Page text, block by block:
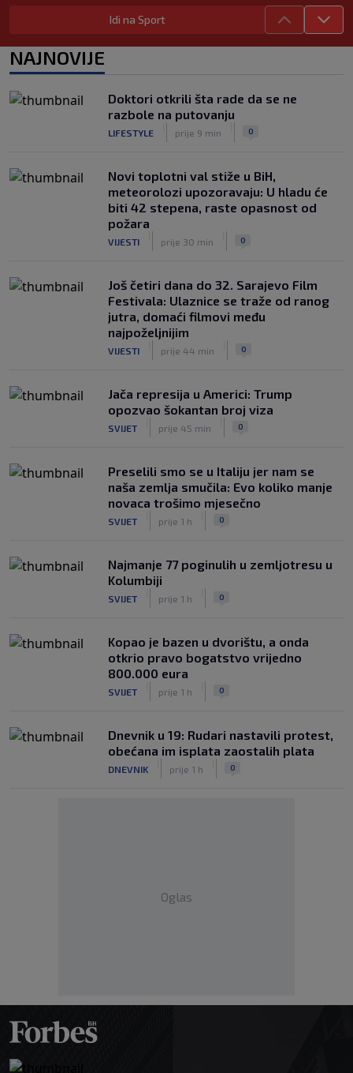
Enes Kanter "tjera" svoje: Poslao
Teqball lige - U borbi za titulu 80 ekipa
OSTALI SPORTOVI
|
prije 4 h
Idi na Sport
NAJNOVIJE
Doktori otkrili šta rade da se ne
razbole na putovanju
LIFESTYLE prije 9 min 0
Novi toplotni val stiže u BiH,
meteorolozi upozoravaju: U hladu će
biti 42 stepena, raste opasnost od
požara
VIJESTI prije 30 min 0
Još četiri dana do 32. Sarajevo Film
Festivala: Ulaznice se traže od ranog
jutra, domaći filmovi među
najpoželjnijim
VIJESTI prije 44 min 0
Jača represija u Americi: Trump
opozvao šokantan broj viza
SVIJET prije 45 min 0
Preselili smo se u Italiju jer nam se
naša zemlja smučila: Evo koliko manje
novaca trošimo mjesečno
SVIJET prije 1 h 0
Najmanje 77 poginulih u zemljotresu u
Kolumbiji
SVIJET prije 1 h 0
Kopao je bazen u dvorištu, a onda
otkrio pravo bogatstvo vrijedno
800.000 eura
SVIJET prije 1 h 0
Dnevnik u 19: Rudari nastavili protest,
obećana im isplata zaostalih plata
DNEVNIK prije 1 h 0
Oglas